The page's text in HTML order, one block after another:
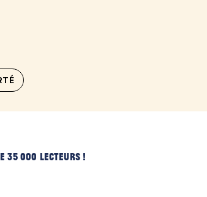
35 000 lecteurs !